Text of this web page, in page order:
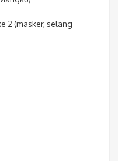
2 (masker, selang